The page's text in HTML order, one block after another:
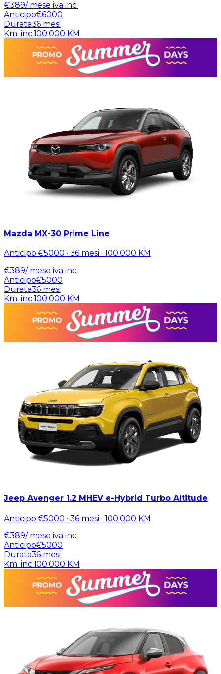
€389/ mese iva inc.
Anticipo€6000
Durata36 mesi
Km. inc.100.000 KM
Mazda MX-30 Prime Line
Anticipo €5000 · 36 mesi · 100.000 KM
€389/ mese iva inc.
Anticipo€5000
Durata36 mesi
Km. inc.100.000 KM
Jeep Avenger 1.2 MHEV e-Hybrid Turbo Altitude
Anticipo €5000 · 36 mesi · 100.000 KM
€389/ mese iva inc.
Anticipo€5000
Durata36 mesi
Km. inc.100.000 KM